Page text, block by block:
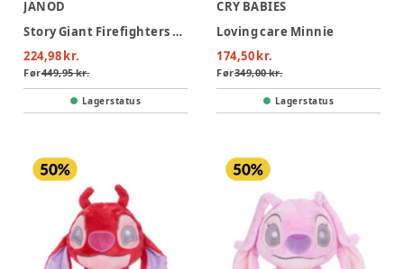
JANOD
Story Giant Firefighters Truck
224,98 kr.
Før449,95 kr.
Lagerstatus
CRY BABIES
Loving care Minnie
174,50 kr.
Før349,00 kr.
Lagerstatus